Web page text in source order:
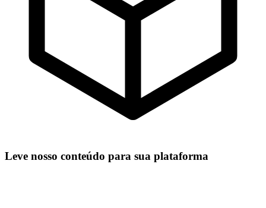
Leve nosso conteúdo para sua plataforma